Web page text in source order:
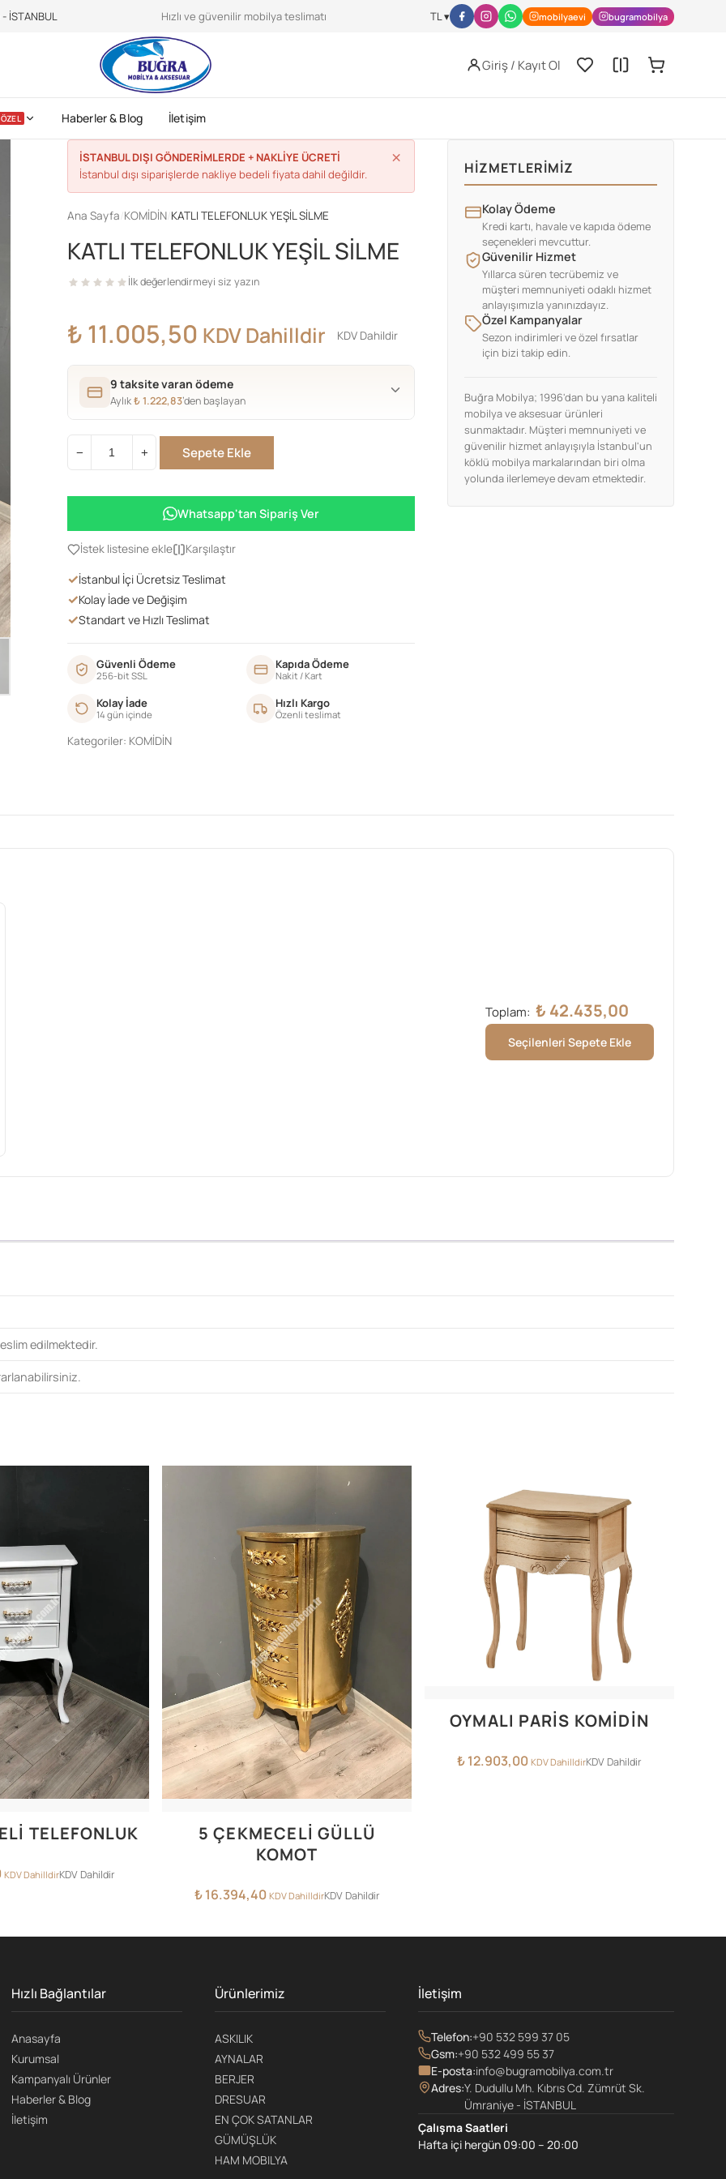
İSTANBUL Hızlı ve güvenilir mobilya teslimatı TL ▾ mobilyaevi bugramobilya
Giriş / Kayıt Ol
ÖZEL Haberler & Blog İletişim
İSTANBUL DIŞI GÖNDERİMLERDE + NAKLİYE ÜCRETİ
İstanbul dışı siparişlerde nakliye bedeli fiyata dahil değildir.
×
Ana Sayfa KOMİDİN KATLI TELEFONLUK YEŞİL SİLME
KATLI TELEFONLUK YEŞİL SİLME
İlk değerlendirmeyi siz yazın
₺11.005,50 KDV Dahilldir KDV Dahildir
9 taksite varan ödeme
Aylık₺1.222,83’den başlayan
−
YEŞİL
adet
+ Sepete Ekle
Whatsapp'tan Sipariş Ver
İstek listesine ekle Karşılaştır
✓İstanbul İçi Ücretsiz Teslimat
✓Kolay İade ve Değişim
✓Standart ve Hızlı Teslimat
Güvenli Ödeme
256-bit SSL
Kapıda Ödeme
Nakit / Kart
Kolay İade
14 gün içinde
Hızlı Kargo
Özenli teslimat
Kategoriler: KOMİDİN
HIZMETLERIMIZ
Kolay Ödeme
Kredi kartı, havale ve kapıda ödeme
seçenekleri mevcuttur.
Güvenilir Hizmet
Yıllarca süren tecrübemiz ve
müşteri memnuniyeti odaklı hizmet
anlayışımızla yanınızdayız.
Özel Kampanyalar
Sezon indirimleri ve özel fırsatlar
için bizi takip edin.
Buğra Mobilya; 1996'dan bu yana kaliteli
mobilya ve aksesuar ürünleri
sunmaktadır. Müşteri memnuniyeti ve
güvenilir hizmet anlayışıyla İstanbul'un
köklü mobilya markalarından biri olma
yolunda ilerlemeye devam etmektedir.
Toplam: ₺ 42.435,00
Seçilenleri Sepete Ekle
edilmektedir.
TELEFONLUK
KDV DahilldirKDV Dahildir
5 ÇEKMECELİ GÜLLÜ
KOMOT
₺16.394,40 KDV DahilldirKDV Dahildir
OYMALI PARİS KOMİDİN
₺12.903,00 KDV DahilldirKDV Dahildir
Hızlı Bağlantılar
Anasayfa
Kurumsal
Kampanyalı Ürünler
Haberler & Blog
İletişim
Ürünlerimiz
ASKILIK
AYNALAR
BERJER
DRESUAR
EN ÇOK SATANLAR
GÜMÜŞLÜK
HAM MOBILYA
İletişim
Telefon:+90 532 599 37 05
Gsm:+90 532 499 55 37
E-posta:info@bugramobilya.com.tr
Adres:Y. Dudullu Mh. Kıbrıs Cd. Zümrüt Sk.
Ümraniye - İSTANBUL
Çalışma Saatleri
Hafta içi hergün 09:00 – 20:00
steroidilegalionline.it https://www.cdc.gov/physical-activity/nutrition/index.htmlJISSN Archive -https://